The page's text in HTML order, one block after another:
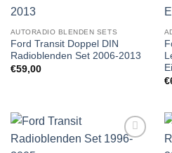
AUTORADIO BLENDEN SETS
Ford Transit Doppel DIN
Radioblenden Set 2006-2013
€59,00
€